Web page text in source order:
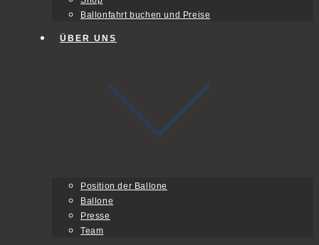
Ballonfahrt buchen und Preise
ÜBER UNS
Position der Ballone
Ballone
Presse
Team